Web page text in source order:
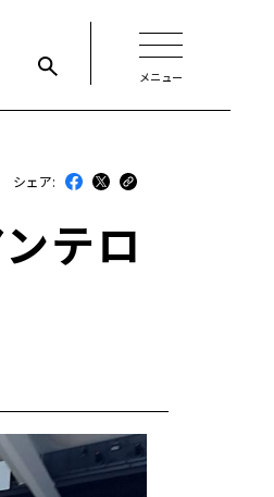
メニュー
ズビジネス
シェア:
テロ